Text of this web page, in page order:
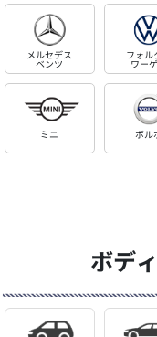
メルセデス
ベンツ
フォル
ワー
ミニ ボル
ボデ